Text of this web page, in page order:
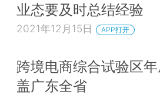
业态要及时总结经验
2021年12月15日 APP打开
跨境电商综合试验区
盖广东全省